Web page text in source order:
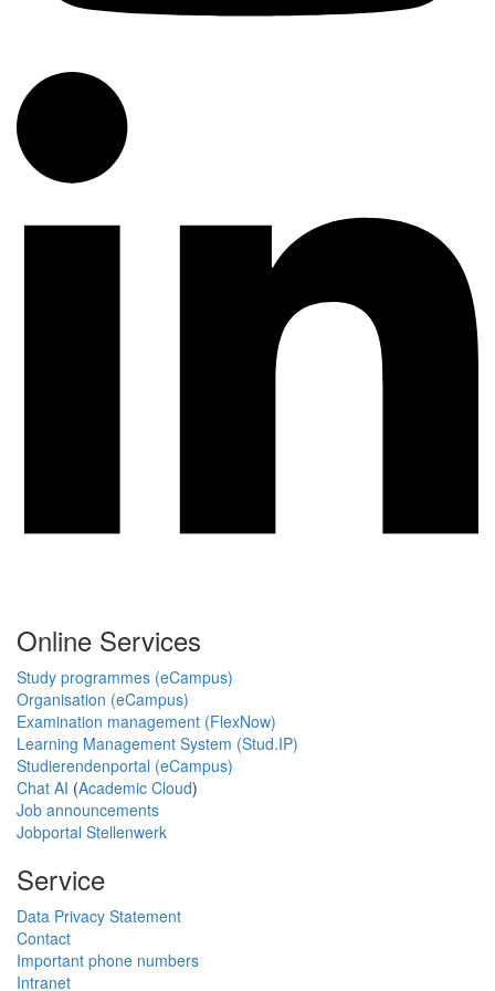
Online Services
Study programmes (eCampus)
Organisation (eCampus)
Examination management (FlexNow)
Learning Management System (Stud.IP)
Studierendenportal (eCampus)
Chat AI (Academic Cloud)
Job announcements
Jobportal Stellenwerk
Service
Data Privacy Statement
Contact
Important phone numbers
Intranet